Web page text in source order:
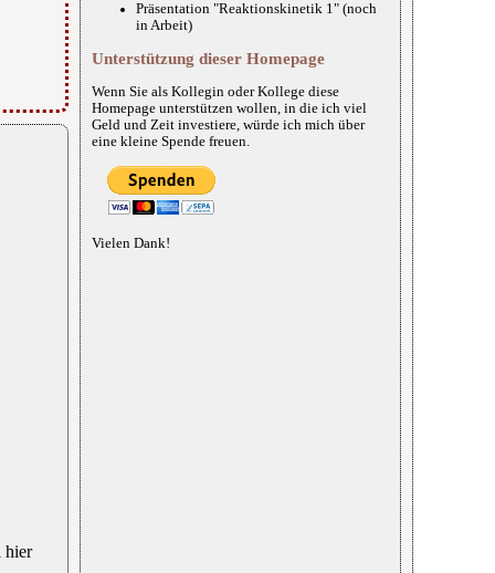
hier
Präsentation "Reaktionskinetik 1" (noch
in Arbeit)
Unterstützung dieser Homepage
Wenn Sie als Kollegin oder Kollege diese
Homepage unterstützen wollen, in die ich viel
Geld und Zeit investiere, würde ich mich über
eine kleine Spende freuen.
Vielen Dank!